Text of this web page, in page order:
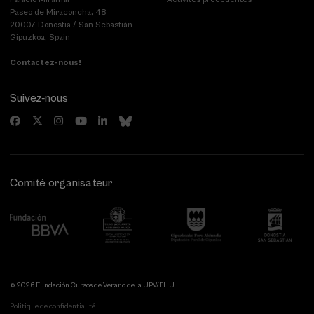
Paseo de Miraconcha, 48
20007 Donostia / San Sebastián
Gipuzkoa, Spain
Contactez-nous!
Suivez-nous
Comité organisateur
© 2026 Fundación Cursos de Verano de la UPV/EHU
Politique de confidentialité